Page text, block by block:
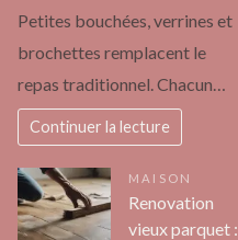
Petites bouchées, verrines et
brochettes remplacent le
repas traditionnel. Chacun…
Continuer la lecture
MAISON
Renovation
vieux parquet :